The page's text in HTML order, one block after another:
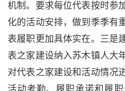
机制。要求每位代表按时参
化的活动安排，做到季季有
表履职更加具体实在。三是
表之家建设纳入苏木镇人大
对代表之家建设和活动情况
活动考勤、履职承诺和履